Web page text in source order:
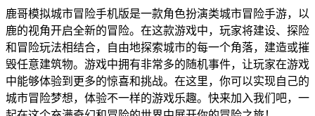
鹿哥模拟城市冒险手机版是一款角色扮演类城市冒险手游，以
鹿的视角开启全新的冒险。在这款游戏中，玩家将建设、探险
和冒险玩法相结合，自由地探索城市的每一个角落，建造或摧
毁任意建筑物。游戏中拥有非常多的随机事件，让玩家在游戏
中能够体验到更多的惊喜和挑战。在这里，你可以实现自己的
城市冒险梦想，体验不一样的游戏乐趣。快来加入我们吧，一